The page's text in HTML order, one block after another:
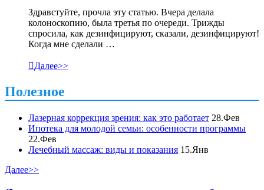
Здравстуйте, прочла эту статью. Вчера делала
колоноскопию, была третья по очереди. Трижды
спросила, как дезинфицируют, сказали, дезинфицируют!
Когда мне сделали …
Далее>>
Полезное
Лазерная коррекция зрения: как это работает 28.Фев
Ипотека для молодой семьи: особенности программы
22.Фев
Лечебный массаж: виды и показания 15.Янв
Далее>>